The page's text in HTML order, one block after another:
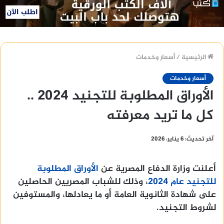
الرئيسية /أسعار وخدمات
أسعار وخدمات
الأوراق المطلوبة للتجنيد 2024 ..
كل ما تريد معرفته
آخر تحديث: 6 يناير، 2026
أعلنت وزارة الدفاع المصرية عن الأوراق المطلوبة
للتجنيد عام 2024
، وذلك للشباب المصريين الحاصلين
على شهادة الثانوية العامة أو ما يعادلها، والمستوفين
لشروط التجنيد.